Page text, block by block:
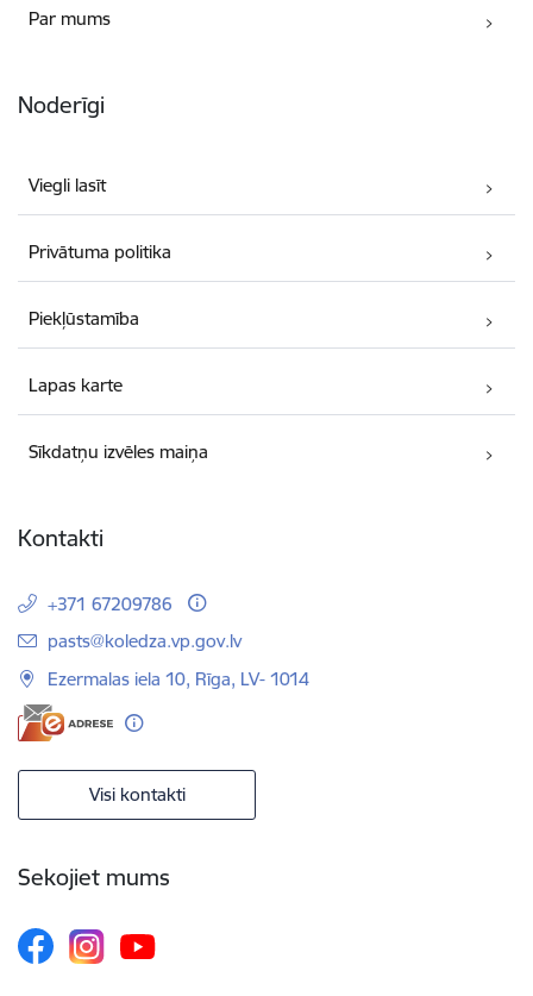
Par mums
Noderīgi
Viegli lasīt
Privātuma politika
Piekļūstamība
Lapas karte
Sīkdatņu izvēles maiņa
Kontakti
+371 67209786
E-pasts:
pasts@koledza.vp.gov.lv
Ezermalas iela 10, Rīga, LV- 1014
Visi kontakti
Sekojiet mums